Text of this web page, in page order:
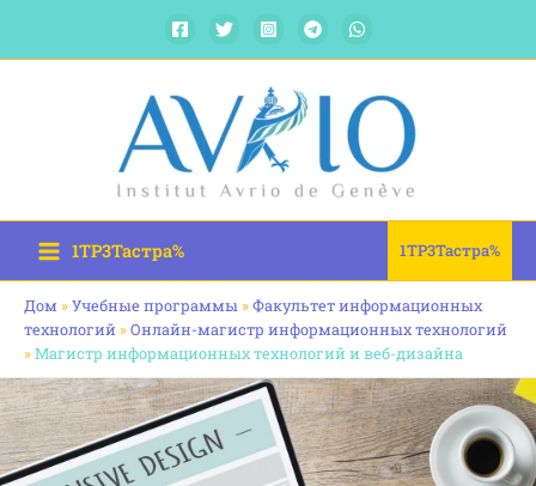
1TP3Тастра% 1TP3Тастра%
Дом »Учебные программы »Факультет информационных
технологий »Онлайн-магистр информационных технологий
»Магистр информационных технологий и веб-дизайна